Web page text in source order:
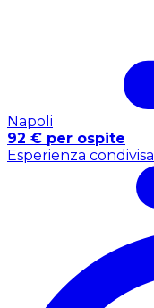
Napoli
92 € per ospite
Esperienza condivisa